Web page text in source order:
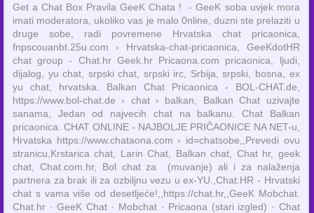
Get a Chat Box Pravila GeeK Chata ! - GeeK soba uvjek mora
imati moderatora, ukoliko vas je malo 0nline, duzni ste prelaziti u
druge sobe, radi povremene Hrvatska chat pricaonica,
fnpscouanbt.25u.com › Hrvatska-chat-pricaonica, GeeKdotHR
chat group - Chat.hr Geek.hr Pricaona.com pricaonica, ljudi,
dijalog, yu chat, srpski chat, srpski irc, Srbija, srpski, bosna, ex
yu chat, hrvatska. Balkan Chat Pricaonica - BOL-CHAT.de,
https://www.bol-chat.de › chat › balkan, Balkan Chat uzivajte
sanama, Jedan od najvecih chat na balkanu. Chat Balkan
pricaonica. CHAT ONLINE - NAJBOLJE PRIČAONICE NA NET-u,
Hrvatska https://www.chataona.com › id=chatsobe,,Prevedi ovu
stranicu,Krstarica chat, Larin Chat, Balkan chat, Chat hr, geek
chat, Chat.com.hr, Bol chat za (muvanje) ali i za nalaženja
partnera za brak ili za ozbiljnu vezu u ex-YU.,Chat.HR - Hrvatski
chat s vama više od desetljeće!,,https://chat.hr,,GeeK Mobchat.
Chat.hr · GeeK Chat · Mobchat · Pricaona (stari izgled) · Chat